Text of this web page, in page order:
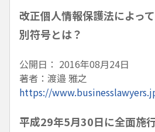
改正個人情報保護法によっ
別符号とは？
公開日： 2016年08月24日
著者：渡邉 雅之
https://
平成29年5月30日に全面施